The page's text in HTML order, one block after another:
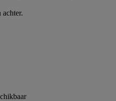
achter.